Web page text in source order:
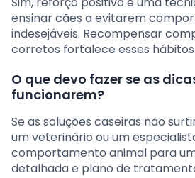
ensinar cães a evitarem
indesejáveis. Recompensar
corretos fortalece esses
O que devo fazer se as
funcionarem?
Se as soluções caseiras não
um veterinário ou um
comportamento animal para
detalhada e plano de